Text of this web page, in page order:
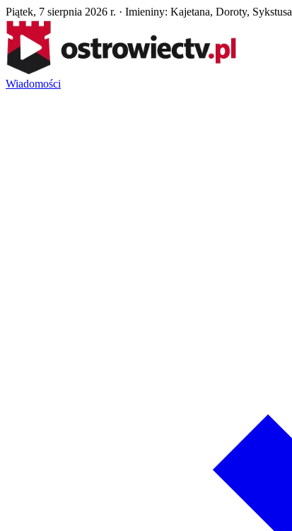
Piątek, 7 sierpnia 2026 r. · Imieniny: Kajetana, Doroty, Sykstusa
Wiadomości